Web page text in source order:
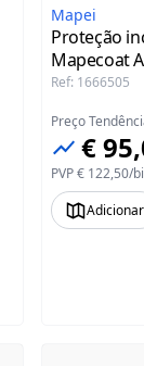
Mapei
Proteção
Mapecoat
Ref: 1666505
Preço
€
PVP€ 122,50/
Adicionar